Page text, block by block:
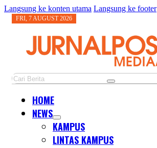
Langsung ke konten utama Langsung ke footer
FRI, 7 AUGUST 2026
Cari
HOME
NEWS
KAMPUS
LINTAS KAMPUS